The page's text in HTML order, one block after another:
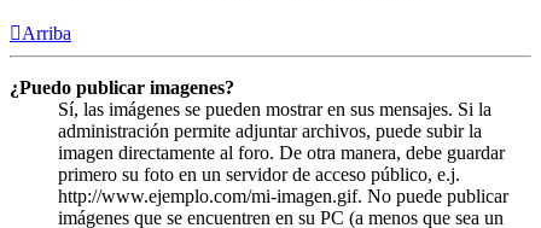
Arriba
¿Puedo publicar imagenes?
Sí, las imágenes se pueden mostrar en sus mensajes. Si la
administración permite adjuntar archivos, puede subir la
imagen directamente al foro. De otra manera, debe guardar
primero su foto en un servidor de acceso público, e.j.
http://www.ejemplo.com/mi-imagen.gif. No puede publicar
imágenes que se encuentren en su PC (a menos que sea un